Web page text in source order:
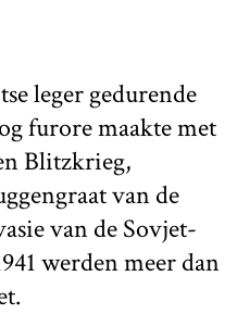
leger gedurende
furore maakte met
Blitzkrieg,
van de
van de Sovjet-
werden meer dan